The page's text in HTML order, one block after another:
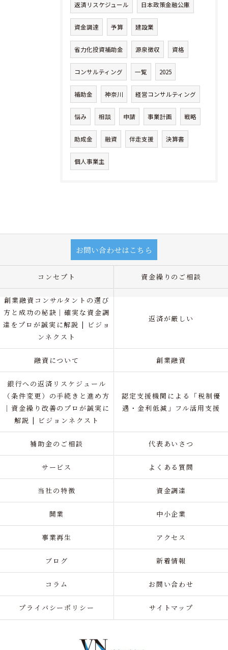
返済リスケジュール 日本政策金融公庫
資金調達 予算 建設業
省力化投資補助金 源泉徴収 資格
コンサルティング 一覧 2025
補助金 神奈川 経営コンサルティング
悩み 相談 申請 事業計画 戦略
助成金 融資 伴走支援 決算書
個人事業主
お問い合わせはこちら
コンセプト 資金繰りのご相談
創業融資コンサルタントの選び
方と成功の秘訣｜確実な資金調
達をプロが誠実に解説 | ビジョ
ンネクスト
返済が厳しい
融資について 創業融資
銀行への返済リスケジュール
（条件変更）の手続きと進め方
｜資金繰り改善のプロが誠実に
解説 | ビジョンネクスト
認定支援機関による「税制優
遇・金利低減」フル活用支援
補助金のご相談 代表あいさつ
サービス よくある質問
当社の特徴 資金調達
開業 中小企業
事業再生 アクセス
ブログ 新着情報
コラム お問い合わせ
プライバシーポリシー サイトマップ